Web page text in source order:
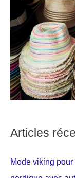
Articles
Mode viking